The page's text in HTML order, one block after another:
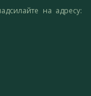
на адресу: